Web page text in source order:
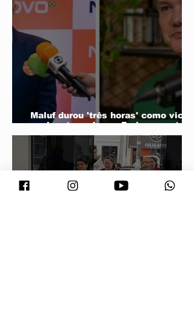
Maluf durou 'três horas' como vice;
acabou trocado por Farina em ata do
PL